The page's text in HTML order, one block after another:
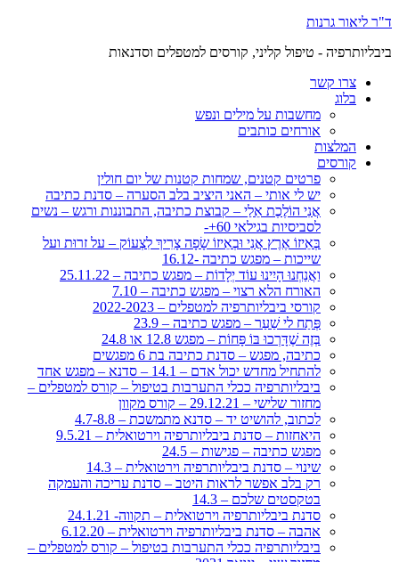
ד"ר ליאור גרנות
ביבליותרפיה - טיפול קליני, קורסים למטפלים וסדנאות
צרו קשר
בלוג
מחשבות על מילים ונפש
אורחים כותבים
המלצות
קורסים
פרטים קטנים, שמחות קטנות של יום חולין
יש לי אותי – האני היציב בלב הסערה – סדנת כתיבה
אֲנִי הוֹלֶכֶת אֵלַי – קבוצת כתיבה, התבוננות ורגש – נשים
לסביסיות בגילאי 60+-
בְּאֵיזוֹ אֶרֶץ אֲנִי וּבְאֵיזוֹ שָׂפָה צָרִיךְ לִצְעוֹק – על זרוּת ועל
שייכות – מפגש כתיבה -16.12
וַאֲנַחְנוּ הָיִינוּ עוֹד יְלָדוֹת – מפגש כתיבה – 25.11.22
האורח הלא רצוי – מפגש כתיבה – 7.10
קורסי ביבליותרפיה למטפלים – 2022-2023
פְּתַח לי שַׁעַר – מפגש כתיבה – 23.9
בְּזֶה שֶׁדָּרְכוּ בּוֹ פָּחוֹת – מפגש 12.8 או 24.8
כתיבה, מפגש – סדנת כתיבה בת 6 מפגשים
להתחיל מחדש יכול אדם – 14.1 – סדנא – מפגש אחד
ביבליותרפיה ככלי התערבות בטיפול – קורס למטפלים –
מחזור שלישי – 29.12.21 – קורס מקוון
לכתוב, להושיט יד – סדנא מתמשכת – 4.7-8.8
היאחזות – סדנת ביבליותרפיה וירטואלית – 9.5.21
מפגש כתיבה – פגישות – 24.5
שינוי – סדנת ביבליותרפיה וירטואלית – 14.3
רק בלב אפשר לראות היטב – סדנת עריכה והעמקה
בטקסטים שלכם – 14.3
סדנת ביבליותרפיה וירטואלית – תקווה- 24.1.21
אהבה – סדנת ביבליותרפיה וירטואלית – 6.12.20
ביבליותרפיה ככלי התערבות בטיפול – קורס למטפלים –